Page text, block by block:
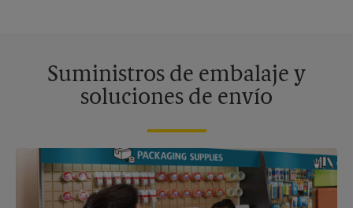
Suministros de embalaje y
soluciones de envío